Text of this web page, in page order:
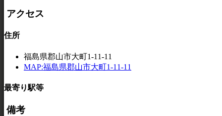
アクセス
住所
福島県郡山市大町1-11-11
MAP:福島県郡山市大町1-11-11
最寄り駅等
備考